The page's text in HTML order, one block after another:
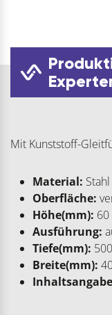
Mit Kunststoff-
Material: Stahl
Oberfläche:
Höhe(mm): 60
Ausführung:
Tiefe(mm): 500
Breite(mm):
Inhaltsangabe